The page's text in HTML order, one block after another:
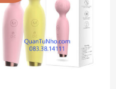
thể.
Các
chọn
thể